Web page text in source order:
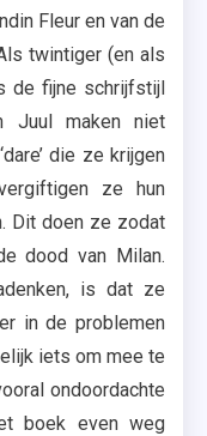
Fleur en van de
twintiger (en als
de fijne schrijfstijl
Juul maken niet
die ze krijgen
ze hun
Dit doen ze zodat
dood van Milan.
is dat ze
in de problemen
iets om mee te
ondoordachte
boek even weg